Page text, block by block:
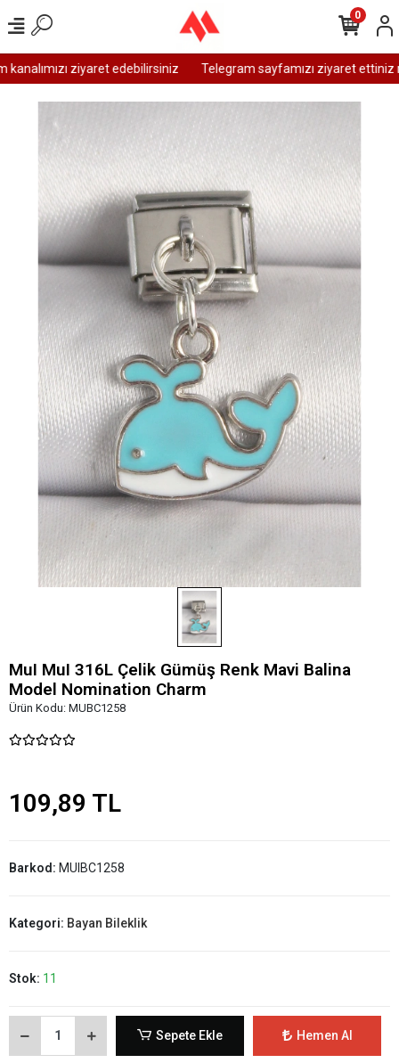
ziyaret edebilirsiniz Telegram sayfamızı ziyaret ettiniz
0
MuI MuI 316L Çelik Gümüş Renk Mavi Balina
Model Nomination Charm
Ürün Kodu: MUBC1258
109,89 TL
Barkod: MUIBC1258
Kategori: Bayan Bileklik
Stok: 11
Sepete Ekle Hemen Al